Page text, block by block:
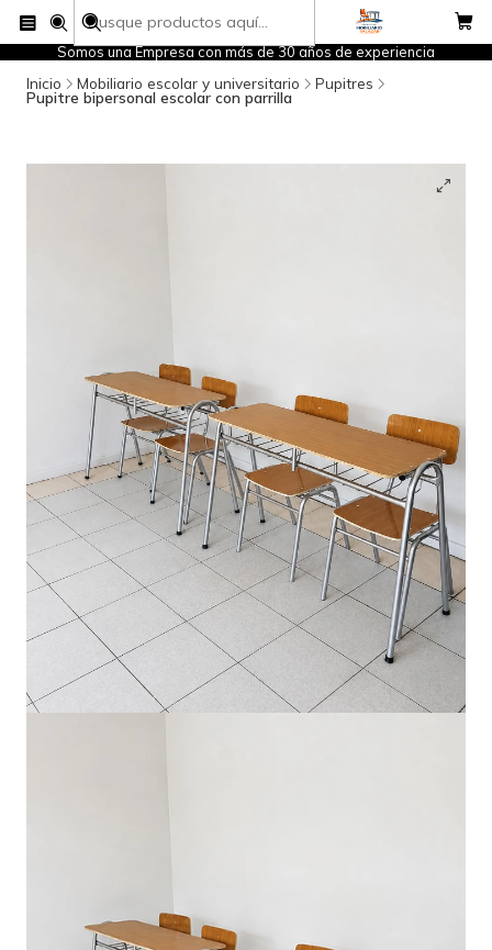
Somos una Empresa con más de 30 años de experiencia
Inicio Mobiliario escolar y universitario Pupitres
Pupitre bipersonal escolar con parrilla